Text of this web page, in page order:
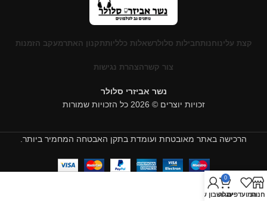
קצת עלינוחנותחבילות סלולרשאלות כלליותתקנון האתרמעקב הזמנות
צור קשרהצהרת נגישות
נשר אביזרי סלולר
זכויות יוצרים © 2026 כל הזכויות שמורות
הרכישה באתר מאובטחת ועומדת בתקן האבטחה המחמיר ביותר.
חנותהמועדפים
0
עגלה
החשבון שלי